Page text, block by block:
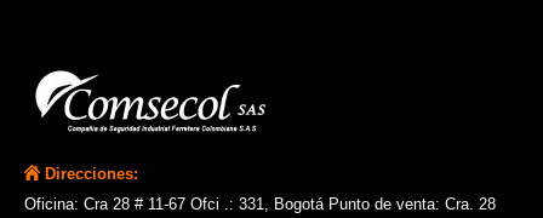
Direcciones:
Oficina: Cra 28 # 11-67 Ofci .: 331, Bogotá Punto de venta: Cra. 28